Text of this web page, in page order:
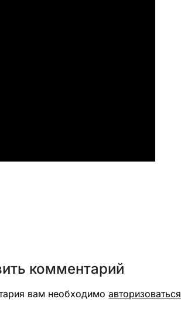
комментарий
вам необходимоавторизоваться